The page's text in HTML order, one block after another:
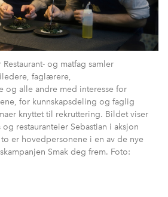
og matfag samler
faglærere,
alle andre med interesse for
for kunnskapsdeling og faglig
knyttet til rekruttering. Bildet viser
restauranteier Sebastian i aksjon
er hovedpersonene i en av de nye
Smak deg frem. Foto: